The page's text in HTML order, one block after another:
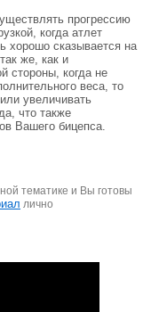
прогрессию
когда атлет
хорошо сказывается на
же, как и
стороны, когда не
веса, то
увеличивать
что также
Вашего бицепса.
тематике и Вы готовы
лично